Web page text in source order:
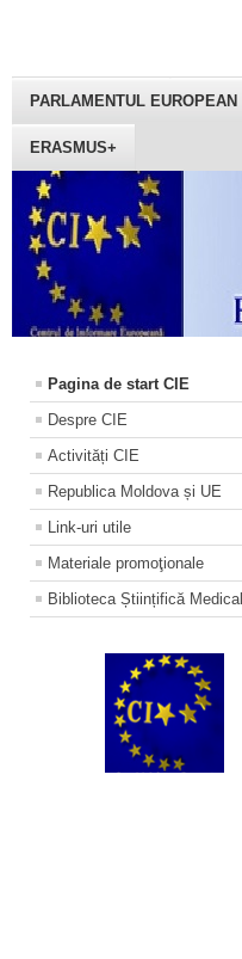
PARLAMENTUL EUROPEAN
ERASMUS+
Pagina de start CIE
Despre CIE
Activități CIE
Republica Moldova și UE
Link-uri utile
Materiale promoţionale
Biblioteca Științifică